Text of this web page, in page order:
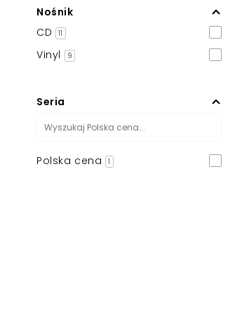
Nośnik
CD
11
Vinyl 9
Seria
Polska cena 1